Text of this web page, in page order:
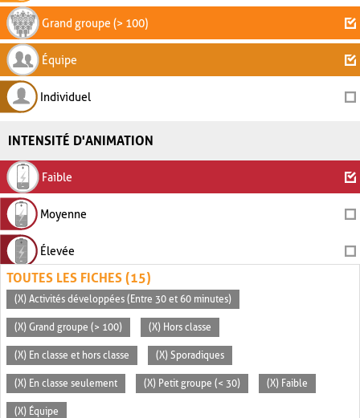
Grand groupe (> 100)
Équipe
Individuel
INTENSITÉ D'ANIMATION
Faible
Moyenne
Élevée
TOUTES LES FICHES (15)
(X) Activités développées (Entre 30 et 60 minutes)
(X) Grand groupe (> 100) (X) Hors classe
(X) En classe et hors classe (X) Sporadiques
(X) En classe seulement (X) Petit groupe (< 30) (X) Faible
(X) Équipe